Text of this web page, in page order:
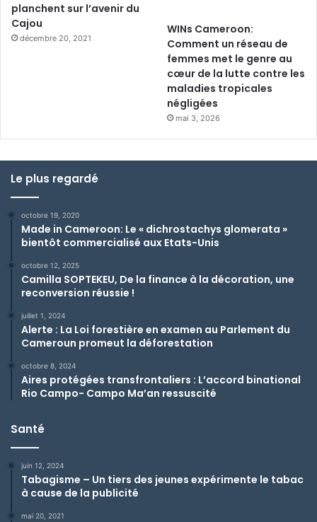
planchent sur l’avenir du
Cajou
décembre 20, 2021
WINs Cameroon:
Comment un réseau de
femmes met le genre au
cœur de la lutte contre les
maladies tropicales
négligées
mai 3, 2026
Le plus regardé
octobre 19, 2020
Made in Cameroon: Le « dichrostachys glomerata »
bientôt commercialisé aux Etats-Unis
octobre 12, 2025
Camilla SOPTEKEU, De la finance à la décoration, une
reconversion réussie !
juillet 1, 2024
Alerte : La Loi forestière en examen au Parlement du
Cameroun promeut la déforestation
octobre 8, 2024
Aires protégées transfrontaliers : L’accord binational
Rio Campo- Campo Ma’an ressuscité
Santé
juin 12, 2024
Tabagisme – Un tiers des jeunes expérimente le tabac
à cause de la publicité
mai 20, 2021